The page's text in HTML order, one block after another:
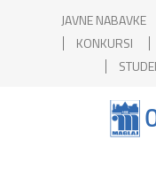
JAVNE NABAVKE
KONKURSI